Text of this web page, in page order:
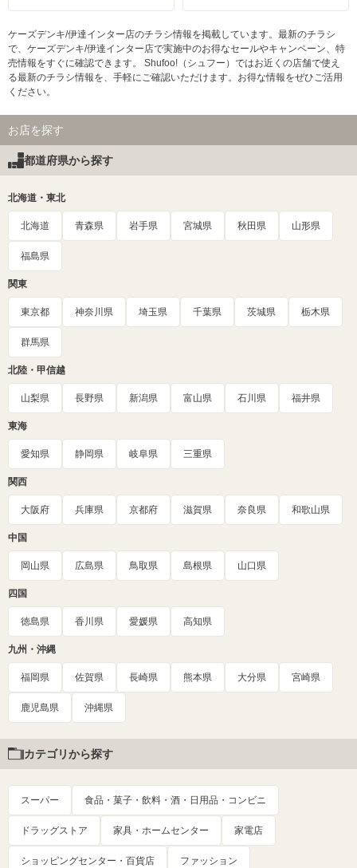
ケーズデンキ/伊達インター店のチラシ情報を掲載しています。最新のチラシ
で、ケーズデンキ/伊達インター店で実施中のお得なセールやキャンペーン、特
売情報をすぐに確認できます。 Shufoo!（シュフー）ではお近くの店舗で使え
る最新のチラシ情報を、手軽にご確認いただけます。お得な情報をぜひご活用
ください。
お店を探す
都道府県から探す
北海道・東北
北海道 青森県 岩手県 宮城県 秋田県 山形県
福島県
関東
東京都 神奈川県 埼玉県 千葉県 茨城県 栃木県
群馬県
北陸・甲信越
山梨県 長野県 新潟県 富山県 石川県 福井県
東海
愛知県 静岡県 岐阜県 三重県
関西
大阪府 兵庫県 京都府 滋賀県 奈良県 和歌山県
中国
岡山県 広島県 鳥取県 島根県 山口県
四国
徳島県 香川県 愛媛県 高知県
九州・沖縄
福岡県 佐賀県 長崎県 熊本県 大分県 宮崎県
鹿児島県 沖縄県
カテゴリから探す
スーパー 食品・菓子・飲料・酒・日用品・コンビニ
ドラッグストア 家具・ホームセンター 家電店
ショッピングセンター・百貨店 ファッション